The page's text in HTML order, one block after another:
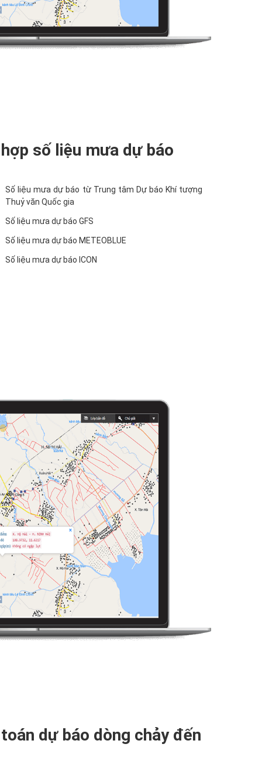
số liệu mưa dự báo
Số liệu mưa dự báo từ Trung tâm Dự báo Khí tượng
Thuỷ văn Quốc gia
Số liệu mưa dự báo GFS
Số liệu mưa dự báo METEOBLUE
Số liệu mưa dự báo ICON
dự báo dòng chảy đến